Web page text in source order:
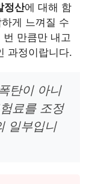
정산에 대해 함
게 느껴질 수
만큼만 내고
과정이랍니다.
탄이 아니
료를 조정
일부입니